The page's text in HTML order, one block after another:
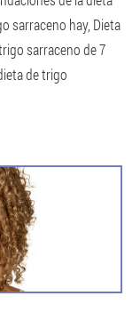
sarraceno hay, Dieta
sarraceno de 7
de trigo